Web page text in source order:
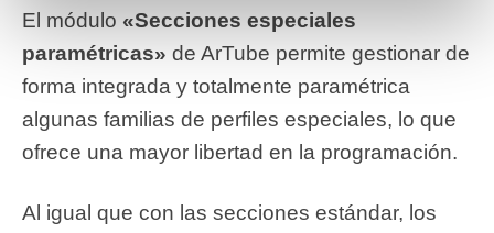
El módulo «Secciones especiales
paramétricas» de ArTube permite gestionar de
forma integrada y totalmente paramétrica
algunas familias de perfiles especiales, lo que
ofrece una mayor libertad en la programación.
Al igual que con las secciones estándar, los